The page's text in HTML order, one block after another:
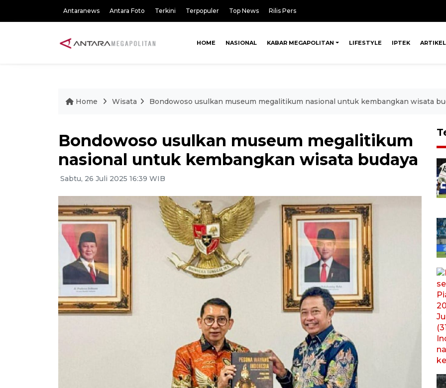
Antaranews Antara Foto Terkini Terpopuler Top News Rilis Pers
HOME NASIONAL KABAR MEGAPOLITAN LIFESTYLE IPTEK ARTIKEL
Home Wisata Bondowoso usulkan museum megalitikum nasional untuk kembangkan wisata
Bondowoso usulkan museum megalitikum
nasional untuk kembangkan wisata budaya
Sabtu, 26 Juli 2025 16:39 WIB